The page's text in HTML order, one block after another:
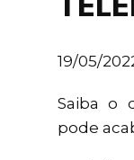
19/05/
Saiba o
pode